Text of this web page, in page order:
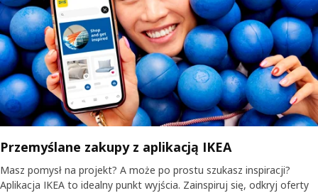
Przemyślane zakupy z aplikacją IKEA
Masz pomysł na projekt? A może po prostu szukasz inspiracji?
Aplikacja IKEA to idealny punkt wyjścia. Zainspiruj się, odkryj oferty